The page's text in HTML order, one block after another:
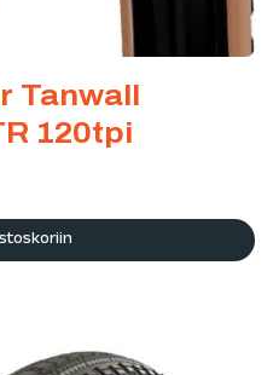
Tanwall
120tpi